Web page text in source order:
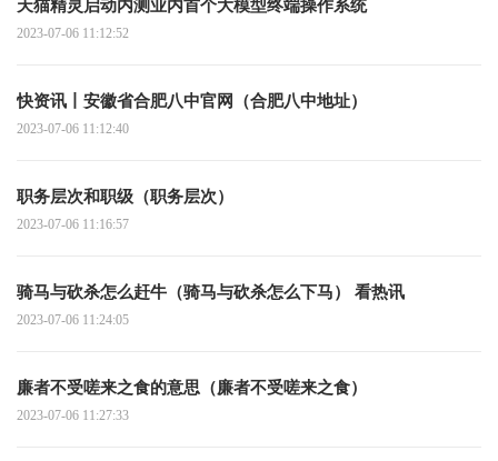
天猫精灵启动内测业内首个大模型终端操作系统
2023-07-06 11:12:52
快资讯丨安徽省合肥八中官网（合肥八中地址）
2023-07-06 11:12:40
职务层次和职级（职务层次）
2023-07-06 11:16:57
骑马与砍杀怎么赶牛（骑马与砍杀怎么下马） 看热讯
2023-07-06 11:24:05
廉者不受嗟来之食的意思（廉者不受嗟来之食）
2023-07-06 11:27:33